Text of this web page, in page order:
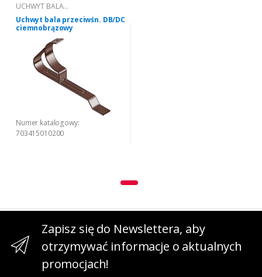
UCHWYT BALA
PRZECIWŚNIEGOWEGO "DB/DC"
Uchwyt bala przeciwśn. DB/DC
ciemnobrązowy
Numer katalogowy:
703415010200
Zapisz się do Newslettera, aby
otrzymywać informacje o aktualnych
promocjach!